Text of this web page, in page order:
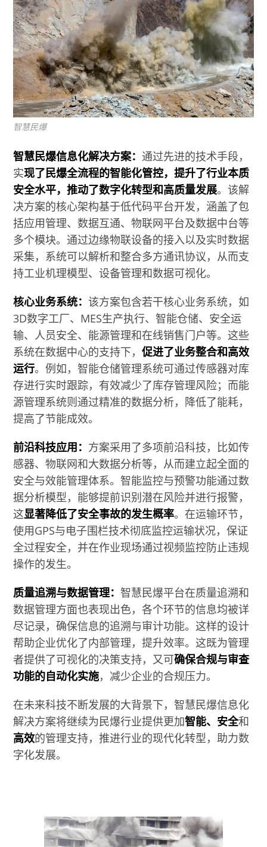
智慧民爆
智慧民爆信息化解决方案：通过先进的技术手段，
实现了民爆全流程的智能化管控，提升了行业本质
安全水平，推动了数字化转型和高质量发展。该解
决方案的核心架构基于低代码平台开发，涵盖了包
括应用管理、数据互通、物联网平台及数据中台等
多个模块。通过边缘物联设备的接入以及实时数据
采集，系统可以解析和整合多方通讯协议，从而支
持工业机理模型、设备管理和数据可视化。
核心业务系统：该方案包含若干核心业务系统，如
3D数字工厂、MES生产执行、智能仓储、安全运
输、人员安全、能源管理和在线销售门户等。这些
系统在数据中心的支持下，促进了业务整合和高效
运行。例如，智能仓储管理系统可通过传感器对库
存进行实时跟踪，有效减少了库存管理风险；而能
源管理系统则通过精准的数据分析，降低了能耗，
提高了节能成效。
前沿科技应用： 方案采用了多项前沿科技，比如传
感器、物联网和大数据分析等，从而建立起全面的
安全与效能管理体系。智能监控与预警功能通过数
据分析模型，能够提前识别潜在风险并进行报警，
这显著降低了安全事故的发生概率。在运输环节，
使用GPS与电子围栏技术彻底监控运输状况，保证
全过程安全，并在作业现场通过视频监控防止违规
操作的发生。
质量追溯与数据管理： 智慧民爆平台在质量追溯和
数据管理方面也表现出色，各个环节的信息均被详
尽记录，确保信息的追溯与审计功能。这样的设计
帮助企业优化了内部管理，提升效率。这既为管理
者提供了可视化的决策支持，又可确保合规与审查
功能的自动化实施，减少企业的合规压力。
在未来科技不断发展的大背景下，智慧民爆信息化
解决方案将继续为民爆行业提供更加智能、安全和
高效的管理支持，推进行业的现代化转型，助力数
字化发展。